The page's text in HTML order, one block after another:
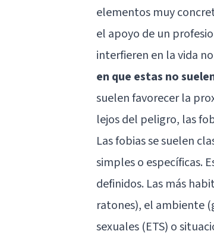
elementos muy
el apoyo de un
interfieren en la vida
en que estas no
suelen favorecer la
lejos del peligro, las
Las fobias se suelen
simples o específicas.
definidos. Las más
ratones), el ambiente
sexuales (ETS) o